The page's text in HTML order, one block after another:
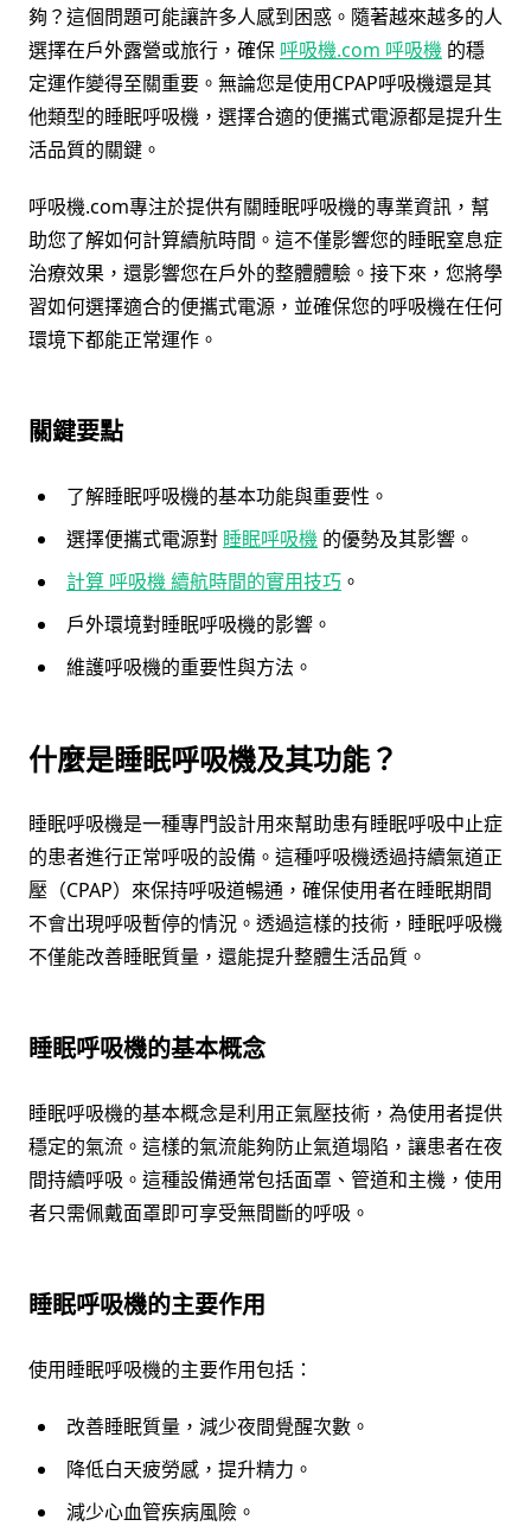
夠？這個問題可能讓許多人感到困惑。隨著越來越多的人
選擇在戶外露營或旅行，確保 呼吸機.com 呼吸機 的穩
定運作變得至關重要。無論您是使用CPAP呼吸機還是其
他類型的睡眠呼吸機，選擇合適的便攜式電源都是提升生
活品質的關鍵。
呼吸機.com專注於提供有關睡眠呼吸機的專業資訊，幫
助您了解如何計算續航時間。這不僅影響您的睡眠窒息症
治療效果，還影響您在戶外的整體體驗。接下來，您將學
習如何選擇適合的便攜式電源，並確保您的呼吸機在任何
環境下都能正常運作。
關鍵要點
了解睡眠呼吸機的基本功能與重要性。
選擇便攜式電源對 睡眠呼吸機 的優勢及其影響。
計算 呼吸機 續航時間的實用技巧 。
戶外環境對睡眠呼吸機的影響。
維護呼吸機的重要性與方法。
什麼是睡眠呼吸機及其功能？
睡眠呼吸機是一種專門設計用來幫助患有睡眠呼吸中止症
的患者進行正常呼吸的設備。這種呼吸機透過持續氣道正
壓（CPAP）來保持呼吸道暢通，確保使用者在睡眠期間
不會出現呼吸暫停的情況。透過這樣的技術，睡眠呼吸機
不僅能改善睡眠質量，還能提升整體生活品質。
睡眠呼吸機的基本概念
睡眠呼吸機的基本概念是利用正氣壓技術，為使用者提供
穩定的氣流。這樣的氣流能夠防止氣道塌陷，讓患者在夜
間持續呼吸。這種設備通常包括面罩、管道和主機，使用
者只需佩戴面罩即可享受無間斷的呼吸。
睡眠呼吸機的主要作用
使用睡眠呼吸機的主要作用包括：
改善睡眠質量，減少夜間覺醒次數。
降低白天疲勞感，提升精力。
減少心血管疾病風險。